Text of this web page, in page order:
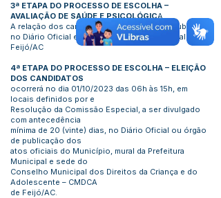
3ª ETAPA DO PROCESSO DE ESCOLHA –
AVALIAÇÃO DE SAÚDE E PSICOLÓGICA
A relação dos candidatos aprovados será publicada
no Diário Oficial e sítio da Prefeitura Municipal de
Feijó/AC
4ª ETAPA DO PROCESSO DE ESCOLHA – ELEIÇÃO
DOS CANDIDATOS
ocorrerá no dia 01/10/2023 das 06h às 15h, em
locais definidos por e
Resolução da Comissão Especial, a ser divulgado
com antecedência
mínima de 20 (vinte) dias, no Diário Oficial ou órgão
de publicação dos
atos oficiais do Município, mural da Prefeitura
Municipal e sede do
Conselho Municipal dos Direitos da Criança e do
Adolescente – CMDCA
de Feijó/AC.